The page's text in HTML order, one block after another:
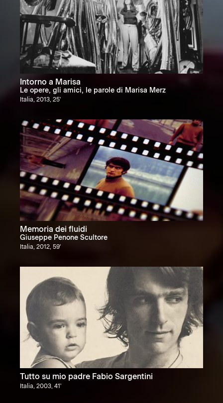
Intorno a Marisa
Le opere, gli amici, le parole di Marisa Merz
Italia, 2013, 25'
Memoria dei fluidi
Giuseppe Penone Scultore
Italia, 2012, 59'
Tutto su mio padre Fabio Sargentini
Italia, 2003, 41'